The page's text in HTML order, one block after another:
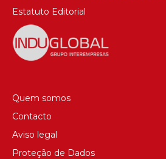
Estatuto Editorial
Quem somos
Contacto
Aviso legal
Proteção de Dados